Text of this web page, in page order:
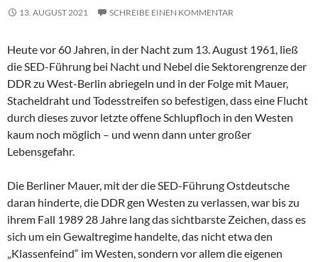
13. AUGUST 2021 SCHREIBE EINEN KOMMENTAR
Heute vor 60 Jahren, in der Nacht zum 13. August 1961, ließ
die SED-Führung bei Nacht und Nebel die Sektorengrenze der
DDR zu West-Berlin abriegeln und in der Folge mit Mauer,
Stacheldraht und Todesstreifen so befestigen, dass eine Flucht
durch dieses zuvor letzte offene Schlupfloch in den Westen
kaum noch möglich – und wenn dann unter großer
Lebensgefahr.
Die Berliner Mauer, mit der die SED-Führung Ostdeutsche
daran hinderte, die DDR gen Westen zu verlassen, war bis zu
ihrem Fall 1989 28 Jahre lang das sichtbarste Zeichen, dass es
sich um ein Gewaltregime handelte, das nicht etwa den
„Klassenfeind“ im Westen, sondern vor allem die eigenen